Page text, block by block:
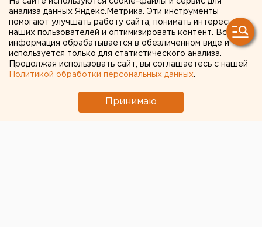
изменится в России с 1 мая
анализа данных Яндекс.Метрика. Эти инструменты
помогают улучшать работу сайта, понимать интересы
наших пользователей и оптимизировать контент. Вся
информация обрабатывается в обезличенном виде и
используется только для статистического анализа.
Продолжая использовать сайт, вы соглашаетесь с нашей
Политикой обработки персональных данных
Принимаю